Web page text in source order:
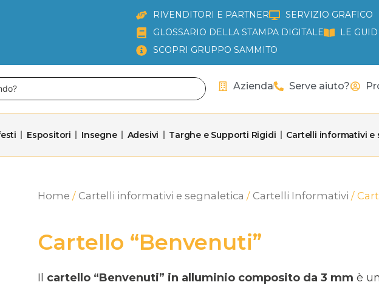
RIVENDITORI E PARTNER
SERVIZIO GRAFICO
GLOSSARIO DELLA STAMPA DIGITALE
LE
SCOPRI GRUPPO SAMMITO
Azienda Serve aiuto?
Espositori Insegne Adesivi Targhe e Supporti Rigidi Cartelli informativi e
Home / Cartelli informativi e segnaletica / Cartelli Informativi /
Cartello “Benvenuti”
Il cartello “Benvenuti” in alluminio composito da 3 mm è